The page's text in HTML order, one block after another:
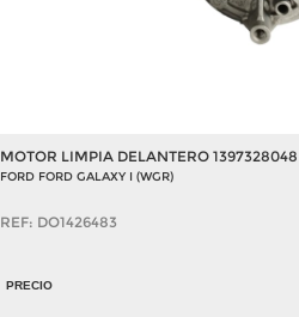
MOTOR LIMPIA DELANTERO 1397328048
FORD FORD GALAXY I (WGR)
REF: DO1426483
PRECIO